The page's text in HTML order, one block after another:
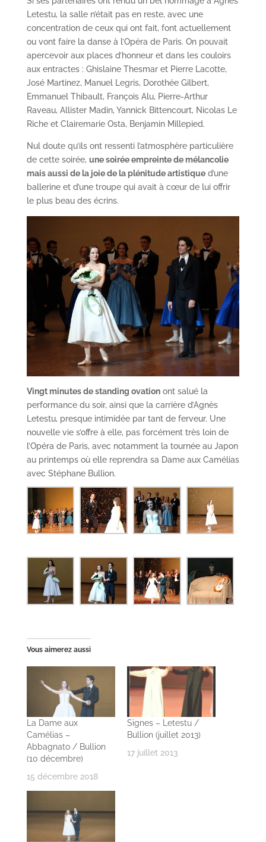
Letestu, la salle n’était pas en reste, avec une
concentration de ceux qui ont fait, font actuellement
ou vont faire la danse à l’Opéra de Paris. On pouvait
apercevoir aux places d’honneur et dans les couloirs
aux entractes : Ghislaine Thesmar et Pierre Lacotte,
José Martinez, Manuel Legris, Dorothée Gilbert,
Emmanuel Thibault, François Alu, Pierre-Arthur
Raveau, Allister Madin, Yannick Bittencourt, Nicolas Le
Riche et Clairemarie Osta, Benjamin Millepied.
Nul doute qu’ils ont ressenti l’atmosphère particulière
de cette soirée, une soirée empreinte de mélancolie
mais aussi de la joie de la plénitude artistiqued’une
ballerine et d’une troupe qui avait à cœur de lui offrir
le plus beau des écrins.
Vingt minutes de standing ovationont salué la
performance du soir, ainsi que la carrière d’Agnès
Letestu, presque intimidée par tant de ferveur. Une
nouvelle vie s’offre à elle, pas forcément très loin de
l’Opéra de Paris, avec notamment la tournée au Japon
au printemps où elle reprendra sa Dame aux Camélias
avec Stéphane Bullion.
Vous aimerez aussi
La Dame aux
Camélias –
Abbagnato / Bullion
(10 décembre)
15 décembre 2018
Signes – Letestu /
Bullion (juillet 2013)
17 juillet 2013